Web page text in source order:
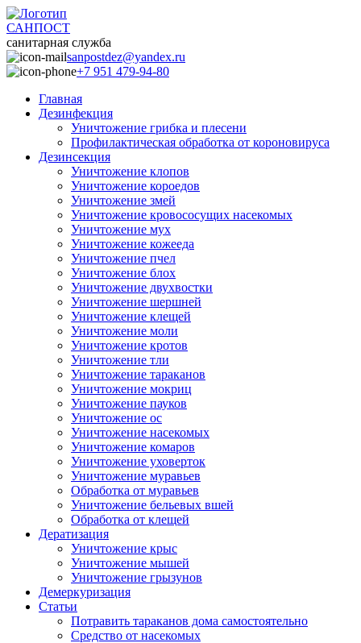
САНПОСТ
санитарная служба
sanpostdez@yandex.ru
+7 951 479-94-80
Главная
Дезинфекция
Уничтожение грибка и плесени
Профилактическая обработка от короновируса
Дезинсекция
Уничтожение клопов
Уничтожение короедов
Уничтожение змей
Уничтожение кровососущих насекомых
Уничтожение мух
Уничтожение кожееда
Уничтожение пчел
Уничтожение блох
Уничтожение двухвостки
Уничтожение шершней
Уничтожение клещей
Уничтожение моли
Уничтожение кротов
Уничтожение тли
Уничтожение тараканов
Уничтожение мокриц
Уничтожение пауков
Уничтожение ос
Уничтожение насекомых
Уничтожение комаров
Уничтожение уховерток
Уничтожение муравьев
Обработка от муравьев
Уничтожение бельевых вшей
Обработка от клещей
Дератизация
Уничтожение крыс
Уничтожение мышей
Уничтожение грызунов
Демеркуризация
Статьи
Потравить тараканов дома самостоятельно
Средство от насекомых